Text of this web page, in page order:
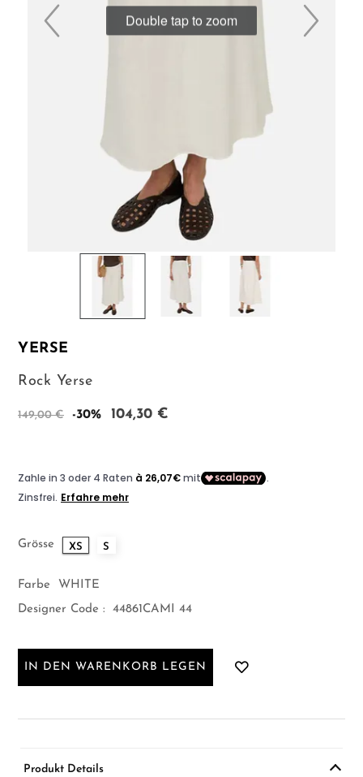
Double tap to zoom
YERSE
Rock Yerse
149,00 € -30% 104,30 €
Grösse XS S
Farbe
WHITE
Designer Code :
44861CAMI 44
IN DEN WARENKORB LEGEN
Produkt Details